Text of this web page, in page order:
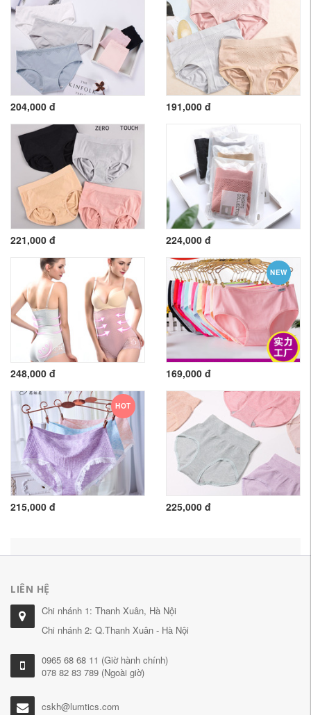
204,000 đ 191,000 đ
221,000 đ 224,000 đ
248,000 đ
NEW
169,000 đ
HOT
215,000 đ 225,000 đ
LIÊN HỆ
Chi nhánh 1: Thanh Xuân, Hà Nội
Chi nhánh 2: Q.Thanh Xuân - Hà Nội
0965 68 68 11 (Giờ hành chính)
078 82 83 789 (Ngoài giờ)
cskh@lumtics.com